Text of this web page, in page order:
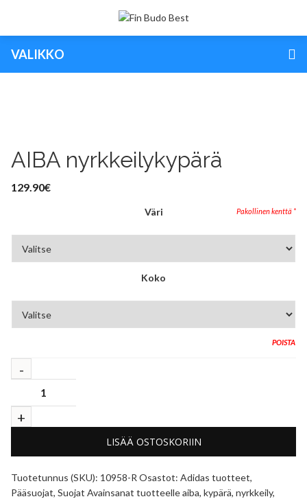
VALIKKO
AIBA nyrkkeilykypärä
129.90€
Väri
Koko
POISTA
LISÄÄ OSTOSKORIIN
Tuotetunnus (SKU): 10958-R Osastot: Adidas tuotteet,
Pääsuojat, Suojat Avainsanat tuotteelleaiba, kypärä, nyrkkeily,